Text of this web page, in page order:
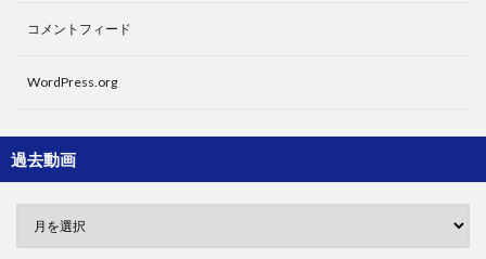
コメントフィード
WordPress.org
過去動画